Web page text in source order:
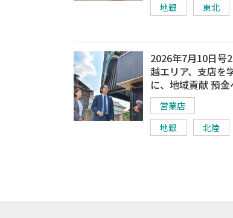
地銀
東北
2026年7月10日
越エリア、支店を
に、地域貢献 預
営業店
地銀
北陸